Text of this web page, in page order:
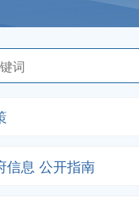
信息 公开指南